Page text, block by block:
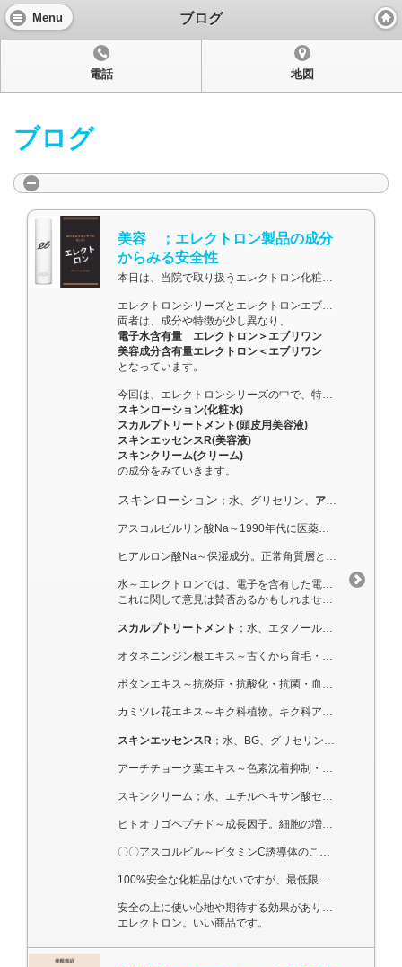
Menu ブログ
電話 地図
ブログ
美容 ；エレクトロン製品の成分
からみる安全性
本日は、当院で取り扱うエレクトロン化粧品の成分チェック結果です。
エレクトロンシリーズとエレクトロンエブリワンシリーズが展開されています。
両者は、成分や特徴が少し異なり、
電子水含有量 エレクトロン＞エブリワン
美容成分含有量エレクトロン＜エブリワン
となっています。
今回は、エレクトロンシリーズの中で、特に人気のある
スキンローション(化粧水)
スカルプトリートメント(頭皮用美容液)
スキンエッセンスR(美容液)
スキンクリーム(クリーム)
の成分をみていきます。
スキンローション ；水、グリセリン、 アスコルビルリン酸Na
アスコルビルリン酸Na～1990年代に医薬部外品美白有効成分として承認されています。安定型ビタミンC誘導体とも呼ばれ、色素沈着抑制作用(とコラーゲン合成促進・紫外線の抗炎症作用)が報告。()内は確定できる作用ではなく、可能性。皮膚刺激性などの安全性も「ほとんどなし-わずか」とされています。
ヒアルロン酸Na～保湿成分。正常角質層と同等の含水量を持っています。保湿剤としても短期・長期効果に優れており、皮膚刺激などの安全性は「ほとんどなし」とされています。
水～エレクトロンでは、電子を含有した電子水を使っているとされます。
これに関して意見は賛否あるかもしれません。ただ安全性という観点では、問題ないと考えます。
スカルプトリートメント ；水、エタノール、BG、フェノキシエタノール、PPG-6デシルテトラデセス-30、PPG-6デシルテトラデセス-20、クエン酸、香料、クエン酸Na、グリセリン、
オタネニンジン根エキス～古くから育毛・血行促進のある成分として医薬部外品でも認められています。しかしヒトでの報告例は少ない(検証が難しいため)。安全性は「皮膚刺激性ほとんどなし」とされています。
ボタンエキス～抗炎症・抗酸化・抗菌・血行促進などがあるとされます。特に紫外線の抗炎症・血行促進が今回の目的。安全性は皮膚刺激性などはほとんどないとされますが、詳細な試験データがないとのこと。
カミツレ花エキス～キク科植物。キク科アレルギーがある人の6割に反応するが、化粧品では原因アレルゲンは除去。
スキンエッセンスR ；水、BG、グリセリン、マルチトール、ペンチレングリコール、ソルビトール、スクワラン、アサ種子油、クダモノトケイソウ果実エキス、アルテロモナス発酵エキス、加水分解ダイズエキス、
アーチチョーク葉エキス～色素沈着抑制・光老化抑制作用。皮膚刺激性・アレルギー性はほとんどなしとされています。
スキンクリーム；水、エチルヘキサン酸セチル、マカデミアナッツ油、プロパンジオール、グリセリン、ペンチレングリコール、スクワラン、ラウリン酸ポリグリセリル-10、ホホバ種子油、(アクリル酸Na・アクリロイルジメチルタウリンNa)コポリマー、BG、アスコルビルリン酸Na、パルミチン酸アスコルビルリン酸3Na、テトラヘキシルデカン酸アスコルビル、ダイズ胎座エキス、加水分解ヒアルロン酸アルキル(C12-13）グリセリル、加水分解ヒアルロン酸、ヒアルロン酸Na、セラミド1、セラミド3、セラミド6Ⅱ、フィトスフィンゴシン、アロエベラ葉エキス、クダモノトケイソウ果実エキス、白金、加水分解コラーゲン、アーチチョーク葉エキス、サッカロミセス溶解質エキス、
ヒトオリゴペプチド～成長因子。細胞の増殖などを促進する成長因子。EGF(表皮細胞の成長因子)・FGF(線維芽細胞の成長因子)・IGF(皮膚細胞の生成促進)・TGF(線維芽細胞の成長因子)の4種が配合されている。
〇〇アスコルビル～ビタミンC誘導体のこと。色素沈着抑制・細胞保護や抗酸化作用・抗炎症作用・抗老化作用が期待できる成分が3種類配合。
100%安全な化粧品はないですが、最低限の安心につながると思います。
安全の上に使い心地や期待する効果があります。
エレクトロン。いい商品です。
モバイル